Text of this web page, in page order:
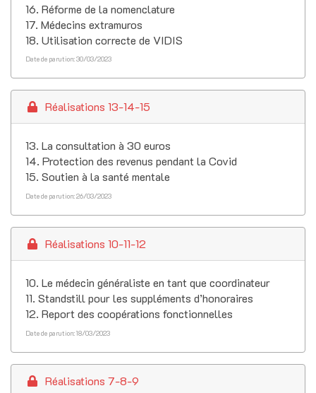
16. Réforme de la nomenclature
17. Médecins extramuros
18. Utilisation correcte de VIDIS
Date de parution: 30/03/2023
Réalisations 13-14-15
13. La consultation à 30 euros
14. Protection des revenus pendant la Covid
15. Soutien à la santé mentale
Date de parution: 26/03/2023
Réalisations 10-11-12
10. Le médecin généraliste en tant que coordinateur
11. Standstill pour les suppléments d’honoraires
12. Report des coopérations fonctionnelles
Date de parution: 18/03/2023
Réalisations 7-8-9